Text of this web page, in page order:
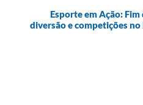
Esporte em Ação:
diversão e competições no